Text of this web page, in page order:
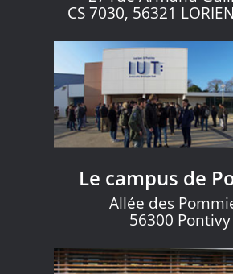
CS 7030, 56321
Le campus de
Allée des
56300 Pontivy